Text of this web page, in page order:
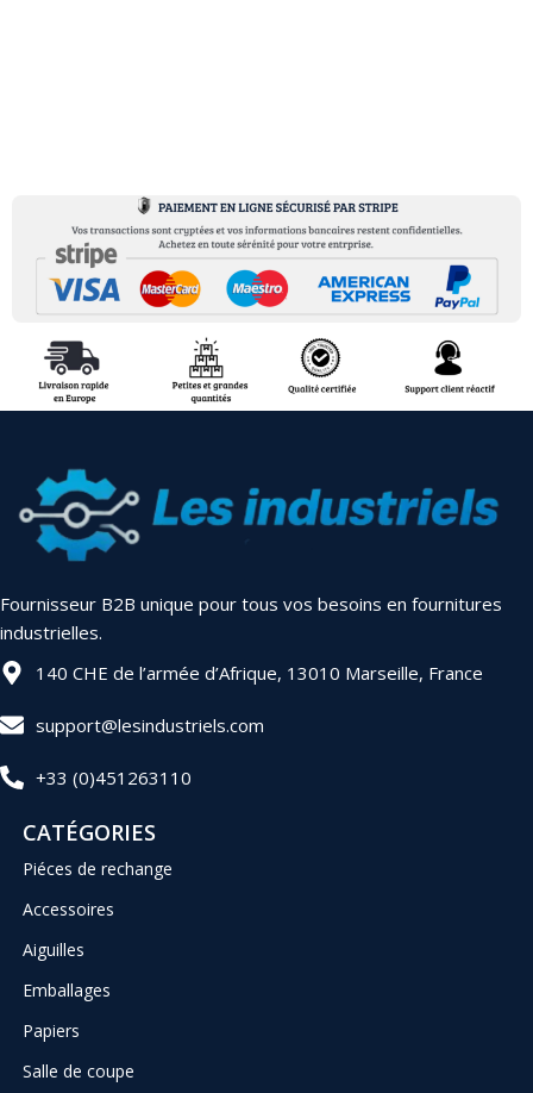
Fournisseur B2B unique pour tous vos besoins en fournitures
industrielles.
140 CHE de l’armée d’Afrique, 13010 Marseille, France
support@lesindustriels.com
+33 (0)451263110
CATÉGORIES
Piéces de rechange
Accessoires
Aiguilles
Emballages
Papiers
Salle de coupe